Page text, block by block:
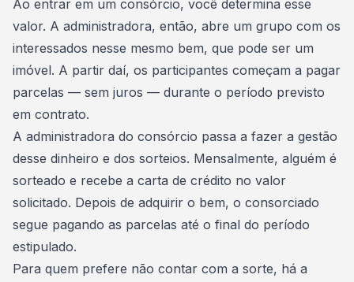
Ao entrar em um consórcio, você determina esse
valor. A administradora, então, abre um grupo com os
interessados nesse mesmo bem, que pode ser um
imóvel. A partir daí, os participantes começam a pagar
parcelas — sem juros — durante o período previsto
em contrato.
A administradora do consórcio passa a fazer a gestão
desse dinheiro e dos sorteios. Mensalmente, alguém é
sorteado e recebe a carta de crédito no valor
solicitado. Depois de adquirir o bem, o consorciado
segue pagando as parcelas até o final do período
estipulado.
Para quem prefere não contar com a sorte, há a